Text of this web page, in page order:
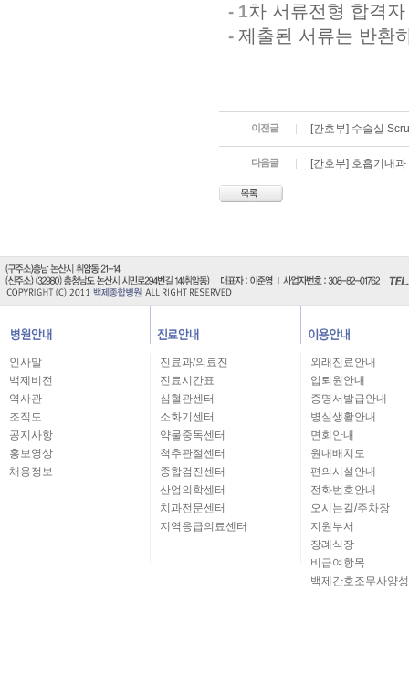
- 1차 서류전형 합격
- 제출된 서류는 반환
이전글 [간호부] 수술실
다음글 [간호부] 호흡기내
인사말
백제비전
역사관
조직도
공지사항
홍보영상
채용정보
진료과/의료진
진료시간표
심혈관센터
소화기센터
약물중독센터
척추관절센터
종합검진센터
산업의학센터
치과전문센터
지역응급의료센터
외래진료안내
입퇴원안내
증명서발급안내
병실생활안내
면회안내
원내배치도
편의시설안내
전화번호안내
오시는길/주차장
지원부서
장례식장
비급여항목
백제간호조무사양